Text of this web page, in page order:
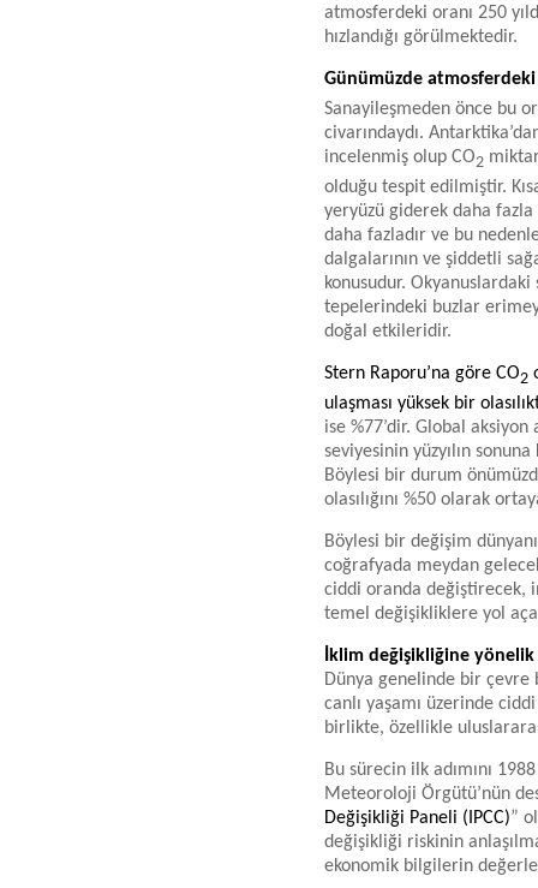
atmosferdeki oranı 250
hızlandığı görülmektedir.
Günümüzde atmosferdeki
Sanayileşmeden önce bu
civarındaydı.
incelenmiş olup CO2
olduğu tespit edilmiştir.
yeryüzü giderek daha fazla
daha fazladır ve bu
dalgalarının ve şiddetli
konusudur.
tepelerindeki buzlar
doğal etkileridir.
Stern Raporu’na göre CO2
ulaşması yüksek bir
ise %77’dir. Global
seviyesinin yüzyılın
Böylesi bir durum
olasılığını %50 olarak
Böylesi bir değişim
coğrafyada meydan
ciddi oranda değiştirecek,
temel değişikliklere yol
İklim değişikliğine yönelik
Dünya genelinde bir çevre
canlı yaşamı üzerinde
birlikte, özellikle
Bu sürecin ilk adımını
Meteoroloji Örgütü’nün
Değişikliği Paneli (IPCC)”
değişikliği riskinin
ekonomik bilgilerin